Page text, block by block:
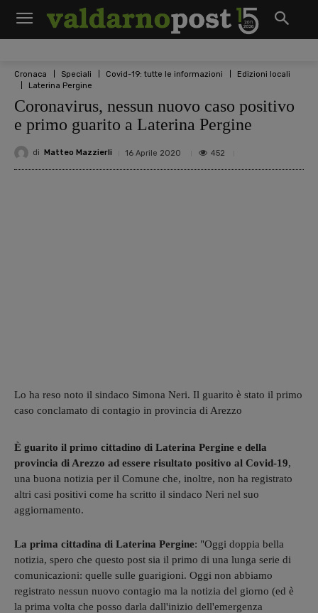
Cronaca Speciali Covid-19: tutte le informazioni
Edizioni locali
Laterina Pergine
Coronavirus, nessun nuovo caso positivo
e primo guarito a Laterina Pergine
di Matteo Mazzierli 16 Aprile 2020 452
Lo ha reso noto il sindaco Simona Neri. Il guarito è stato il primo
caso conclamato di contagio in provincia di Arezzo
È guarito il primo cittadino di Laterina Pergine e della
provincia di Arezzo ad essere risultato positivo al Covid-19,
una buona notizia per il Comune che, inoltre, non ha registrato
altri casi positivi come ha scritto il sindaco Neri nel suo
aggiornamento.
La prima cittadina di Laterina Pergine: "Oggi doppia bella
notizia, spero che questo post sia il primo di una lunga serie di
comunicazioni: quelle sulle guarigioni. Oggi non abbiamo
registrato nessun nuovo contagio ma la notizia del giorno (ed è
la prima volta che posso darla dall'inizio dell'emergenza